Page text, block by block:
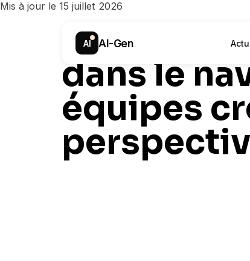
AI AI-Gen.
Mis à jour le 15 juillet 2026
Le
dans le
équipes